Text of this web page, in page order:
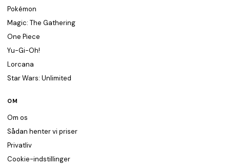
Pokémon
Magic: The Gathering
One Piece
Yu-Gi-Oh!
Lorcana
Star Wars: Unlimited
OM
Om os
Sådan henter vi priser
Privatliv
Cookie-indstillinger